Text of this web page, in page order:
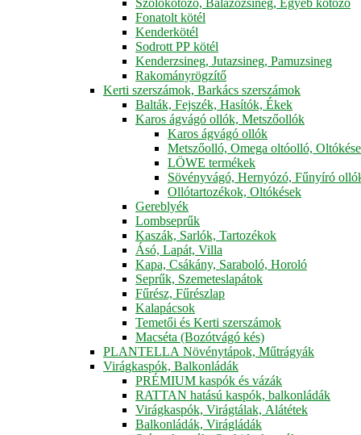
Fonatolt kötél
Kenderkötél
Sodrott PP kötél
Kenderzsineg, Jutazsineg, Pamuzsineg
Rakományrögzítő
Kerti szerszámok, Barkács szerszámok
Balták, Fejszék, Hasítók, Ékek
Karos ágvágó ollók, Metszőollók
Karos ágvágó ollók
Metszőolló, Omega oltóolló,
LÖWE termékek
Sövényvágó, Hernyózó, Fűnyíró
Ollótartozékok, Oltókések
Gereblyék
Lombseprűk
Kaszák, Sarlók, Tartozékok
Ásó, Lapát, Villa
Kapa, Csákány, Saraboló, Horoló
Seprűk, Szemeteslapátok
Fűrész, Fűrészlap
Kalapácsok
Temetői és Kerti szerszámok
Macséta (Bozótvágó kés)
PLANTELLA Növénytápok, Műtrágyák
Virágkaspók, Balkonládák
PRÉMIUM kaspók és vázák
RATTAN hatású kaspók, balkonládák
Virágkaspók, Virágtálak, Alátétek
Balkonládák, Virágládák